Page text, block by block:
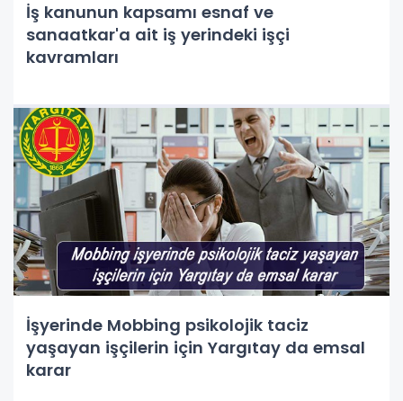
İş kanunun kapsamı esnaf ve
sanaatkar'a ait iş yerindeki işçi
kavramları
İşyerinde Mobbing psikolojik taciz
yaşayan işçilerin için Yargıtay da emsal
karar